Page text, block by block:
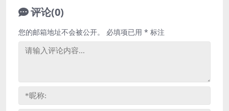
评论(0)
您的邮箱地址不会被公开。 必填项已用 * 标注